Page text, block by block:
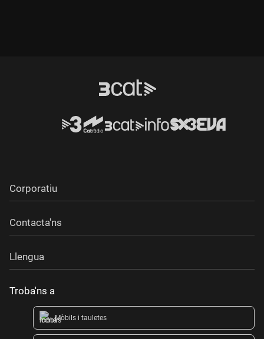
Corporatiu
Contacta'ns
Llengua
Troba'ns a
Mòbils i tauletes